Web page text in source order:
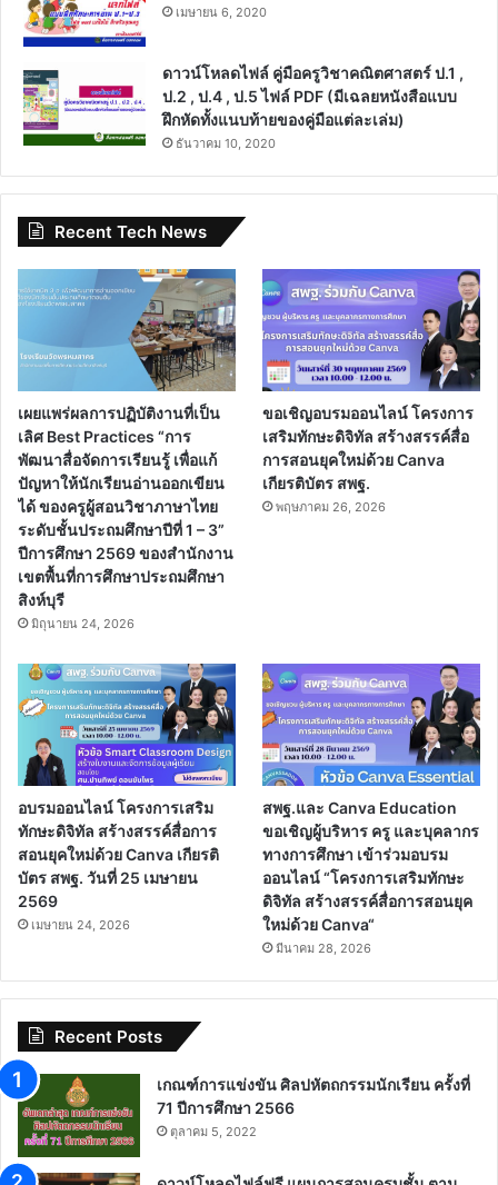
เมษายน 6, 2020
ดาวน์โหลดไฟล์ คู่มือครูวิชาคณิตศาสตร์ ป.1 ,
ป.2 , ป.4 , ป.5 ไฟล์ PDF (มีเฉลยหนังสือแบบ
ฝึกหัดทั้งแนบท้ายของคู่มือแต่ละเล่ม)
ธันวาคม 10, 2020
Recent Tech News
เผยแพร่ผลการปฏิบัติงานที่เป็น
เลิศ Best Practices “การ
พัฒนาสื่อจัดการเรียนรู้ เพื่อแก้
ปัญหาให้นักเรียนอ่านออกเขียน
ได้ ของครูผู้สอนวิชาภาษาไทย
ระดับชั้นประถมศึกษาปีที่ 1 – 3”
ปีการศึกษา 2569 ของสำนักงาน
เขตพื้นที่การศึกษาประถมศึกษา
สิงห์บุรี
มิถุนายน 24, 2026
ขอเชิญอบรมออนไลน์ โครงการ
เสริมทักษะดิจิทัล สร้างสรรค์สื่อ
การสอนยุคใหม่ด้วย Canva
เกียรติบัตร สพฐ.
พฤษภาคม 26, 2026
อบรมออนไลน์ โครงการเสริม
ทักษะดิจิทัล สร้างสรรค์สื่อการ
สอนยุคใหม่ด้วย Canva เกียรติ
บัตร สพฐ. วันที่ 25 เมษายน
2569
เมษายน 24, 2026
สพฐ.และ Canva Education
ขอเชิญผู้บริหาร ครู และบุคลากร
ทางการศึกษา เข้าร่วมอบรม
ออนไลน์ “โครงการเสริมทักษะ
ดิจิทัล สร้างสรรค์สื่อการสอนยุค
ใหม่ด้วย Canva“
มีนาคม 28, 2026
Recent Posts
เกณฑ์การแข่งขัน ศิลปหัตถกรรมนักเรียน ครั้งที่
71 ปีการศึกษา 2566
ตุลาคม 5, 2022